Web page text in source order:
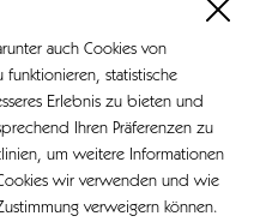
auch Cookies von
statistische
Erlebnis zu bieten und
Ihren Präferenzen zu
um weitere Informationen
wir verwenden und wie
verweigern können.